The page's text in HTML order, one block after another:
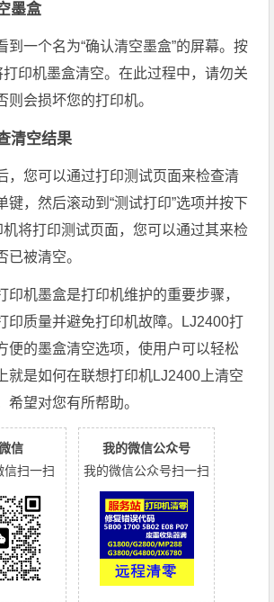
墨盒
到一个名为“确认清空墨盒”的屏幕。按
打印机墨盒清空。在此过程中，请勿关
则会损坏您的打印机。
清空结果
，您可以通过打印测试页面来检查清
键，然后滚动到“测试打印”选项并按下
机将打印测试页面，您可以通过其来检
已被清空。
印机墨盒是打印机维护的重要步骤，
印质量并避免打印机故障。LJ2400打
便的墨盒清空选项，使用户可以轻松
就是如何在联想打印机LJ2400上清空
希望对您有所帮助。
信
信扫一扫
我的微信公众号
我的微信公众号扫一扫